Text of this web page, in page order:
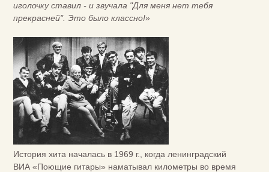
иголочку ставил - и звучала "Для меня нет тебя
прекрасней". Это было классно!»
История хита началась в 1969 г., когда ленинградский
ВИА «Поющие гитары» наматывал километры во время